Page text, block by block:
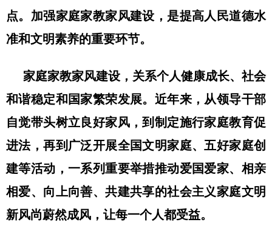
点。加强家庭家教家风建设，是提高人民道德水
准和文明素养的重要环节。
家庭家教家风建设，关系个人健康成长、社会
和谐稳定和国家繁荣发展。近年来，从领导干部
自觉带头树立良好家风，到制定施行家庭教育促
进法，再到广泛开展全国文明家庭、五好家庭创
建等活动，一系列重要举措推动爱国爱家、相亲
相爱、向上向善、共建共享的社会主义家庭文明
新风尚蔚然成风，让每一个人都受益。